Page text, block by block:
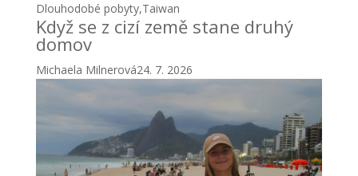
Dlouhodobé pobyty,Taiwan
Když se z cizí země stane druhý
domov
Michaela Milnerová24. 7. 2026